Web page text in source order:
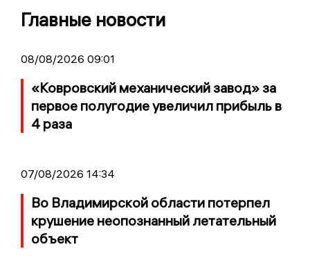
Главные новости
08/08/2026 09:01
«Ковровский механический завод» за
первое полугодие увеличил прибыль в
4 раза
07/08/2026 14:34
Во Владимирской области потерпел
крушение неопознанный летательный
объект